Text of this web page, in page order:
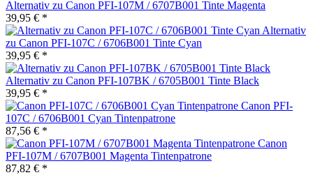
Alternativ zu Canon PFI-107M / 6707B001 Tinte Magenta
39,95 € *
Alternativ
zu Canon PFI-107C / 6706B001 Tinte Cyan
39,95 € *
Alternativ zu Canon PFI-107BK / 6705B001 Tinte Black
39,95 € *
Canon PFI-
107C / 6706B001 Cyan Tintenpatrone
87,56 € *
Canon
PFI-107M / 6707B001 Magenta Tintenpatrone
87,82 € *